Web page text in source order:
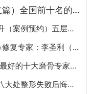
全国前十名的整形医院（私立篇）全国前十名的私立整形医院排名大全
中国最好的面部提升专家：祝东升（案例预约）五层面部提升怎么样？
上海九院整形科最厉害的鼻子&鼻修复专家：李圣利（简介、案例、预约）
国内十大磨骨专家权威推荐 中国最好的十大磨骨专家排名
北京八大处整形有失败案例吗？八大处整形失败后悔怎么办？怎么投诉？